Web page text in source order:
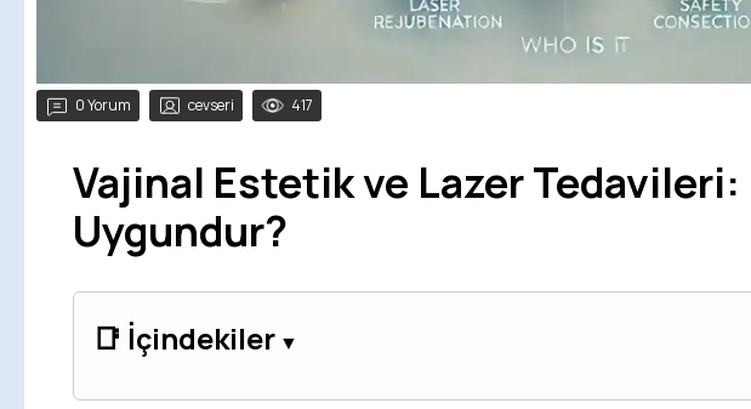
0 Yorum cevseri 417
Vajinal Estetik ve Lazer
Uygundur?
📑 İçindekiler